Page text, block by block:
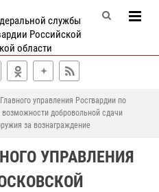
службы
Российской
области
управления Росгвардии по
добровольной сдачи
за вознаграждение
УПРАВЛЕНИЯ